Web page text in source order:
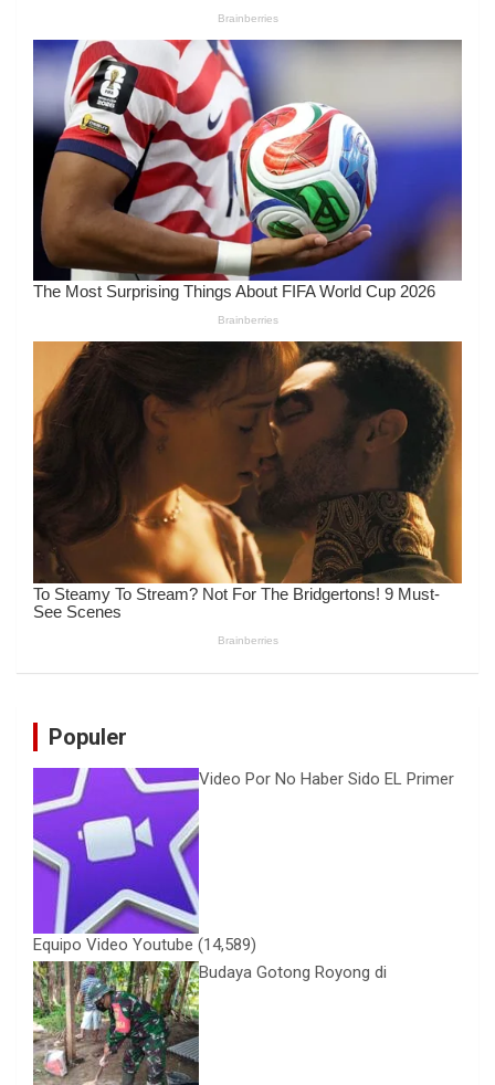
Populer
Video Por No Haber Sido EL Primer
Equipo Video Youtube (14,589)
Budaya Gotong Royong di